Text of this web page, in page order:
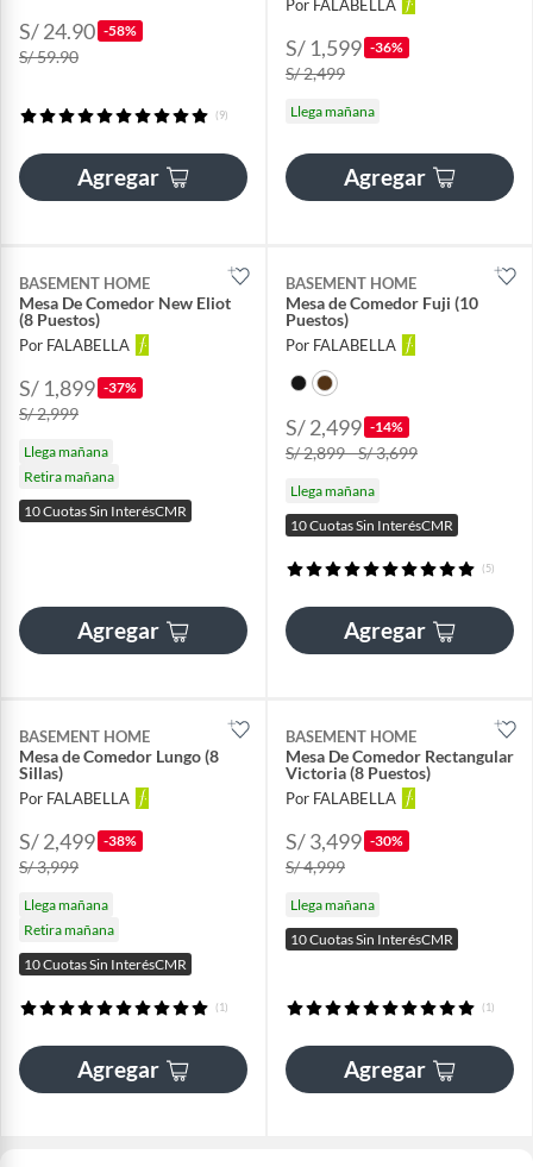
S/ 24.90 -58%
S/ 59.90
(9)
Agregar
Por FALABELLA
S/ 1,599 -36%
S/ 2,499
Llega mañana
Agregar
BASEMENT HOME
Mesa De Comedor New Eliot
(8 Puestos)
Por FALABELLA
S/ 1,899 -37%
S/ 2,999
Llega mañana
Retira mañana
10 Cuotas Sin InterésCMR
Agregar
BASEMENT HOME
Mesa de Comedor Fuji (10
Puestos)
Por FALABELLA
S/ 2,499 -14%
S/ 2,899 - S/ 3,699
Llega mañana
10 Cuotas Sin InterésCMR
(5)
Agregar
BASEMENT HOME
Mesa de Comedor Lungo (8
Sillas)
Por FALABELLA
S/ 2,499 -38%
S/ 3,999
Llega mañana
Retira mañana
10 Cuotas Sin InterésCMR
(1)
Agregar
BASEMENT HOME
Mesa De Comedor Rectangular
Victoria (8 Puestos)
Por FALABELLA
S/ 3,499 -30%
S/ 4,999
Llega mañana
10 Cuotas Sin InterésCMR
(1)
Agregar